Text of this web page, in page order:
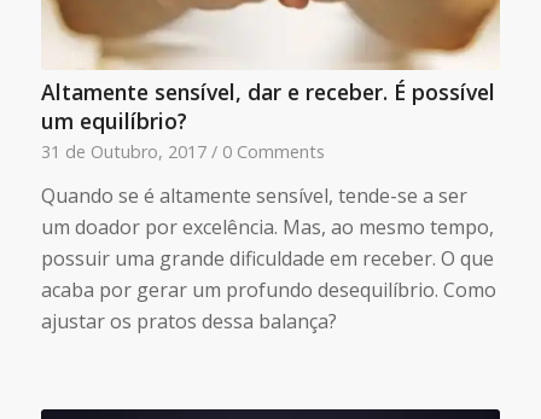
Altamente sensível, dar e receber. É possível
um equilíbrio?
31 de Outubro, 2017 / 0 Comments
Quando se é altamente sensível, tende-se a ser
um doador por excelência. Mas, ao mesmo tempo,
possuir uma grande dificuldade em receber. O que
acaba por gerar um profundo desequilíbrio. Como
ajustar os pratos dessa balança?